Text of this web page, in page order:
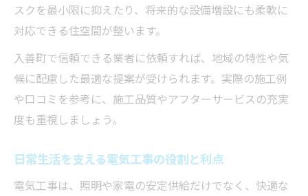
スクを最小限に抑えたり、将来的な設備増設にも柔軟に
対応できる住空間が整います。
入善町で信頼できる業者に依頼すれば、地域の特性や気
候に配慮した最適な提案が受けられます。実際の施工例
や口コミを参考に、施工品質やアフターサービスの充実
度も重視しましょう。
日常生活を支える電気工事の役割と利点
電気工事は、照明や家電の安定供給だけでなく、快適な